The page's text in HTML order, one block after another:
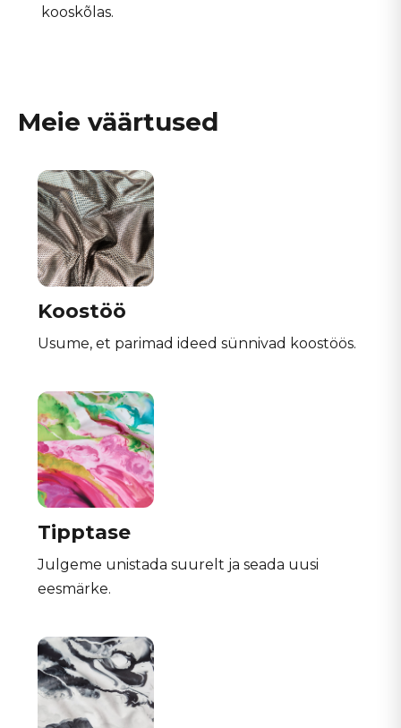
kooskõlas.
Meie väärtused
Koostöö
Usume, et parimad ideed sünnivad koostöös.
Tipptase
Julgeme unistada suurelt ja seada uusi
eesmärke.